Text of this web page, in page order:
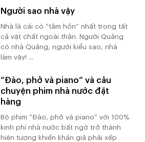
Người sao nhà vậy
Nhà là cái có “tâm hồn” nhất trong tất
cả vật chất ngoài thân. Người Quảng
có nhà Quảng, người kiểu sao, nhà
làm vậy! ...
“Đào, phở và piano” và câu
chuyện phim nhà nước đặt
hàng
Bộ phim “Đào, phở và piano” với 100%
kinh phí nhà nước bất ngờ trở thành
hiện tượng khiến khán giả phải xếp